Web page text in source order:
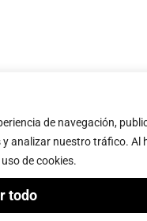
de navegación,
analizar nuestro tráfico. Al
de cookies.
todo